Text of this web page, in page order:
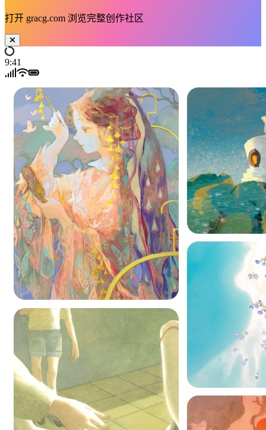
打开 gracg.com 浏览完整创作社区
9:41